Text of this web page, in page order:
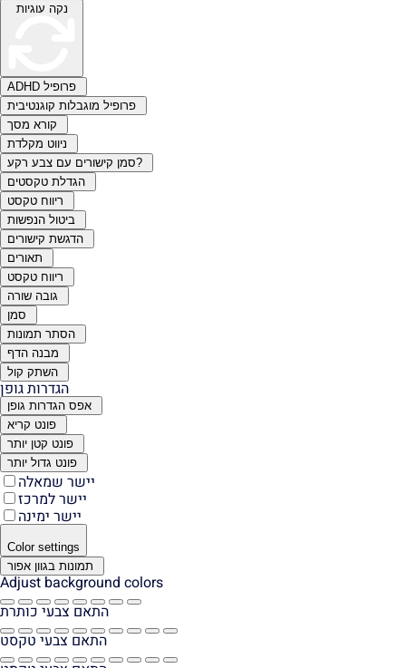
נקה עוגיות
ADHD פרופיל
פרופיל מוגבלות קוגנטיבית
קורא מסך
ניווט מקלדת
סמן קישורים עם צבע רקע?
הגדלת טקסטים
ריווח טקסט
ביטול הנפשות
הדגשת קישורים
תאורים
ריווח טקסט
גובה שורה
סמן
הסתר תמונות
מבנה הדף
השתק קול
הגדרות גופן
אפס הגדרות גופן
פונט קריא
פונט קטן יותר
פונט גדול יותר
יישר שמאלה
יישר למרכז
יישר ימינה
Color settings
תמונות בגוון אפור
Adjust background colors
התאם צבעי כותרת
התאם צבעי טקסט